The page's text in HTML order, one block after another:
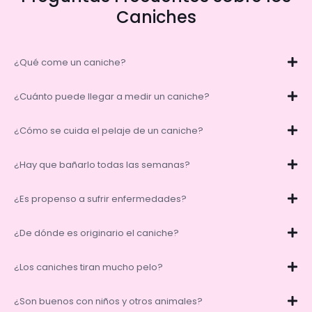
Caniches
¿Qué come un caniche?
¿Cuánto puede llegar a medir un caniche?
¿Cómo se cuida el pelaje de un caniche?
¿Hay que bañarlo todas las semanas?
¿Es propenso a sufrir enfermedades?
¿De dónde es originario el caniche?
¿Los caniches tiran mucho pelo?
¿Son buenos con niños y otros animales?